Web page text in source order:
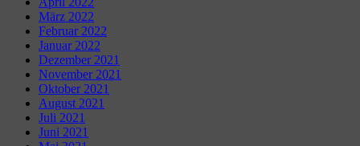
März 2022
Februar 2022
Januar 2022
Dezember 2021
November 2021
Oktober 2021
August 2021
Juli 2021
Juni 2021